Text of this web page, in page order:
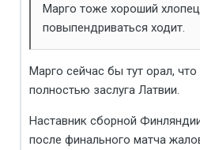
Марго тоже хороший
повыпендриваться ходит.
Марго сейчас бы тут орал,
полностью заслуга Латвии.
Наставник сборной
после финального матча